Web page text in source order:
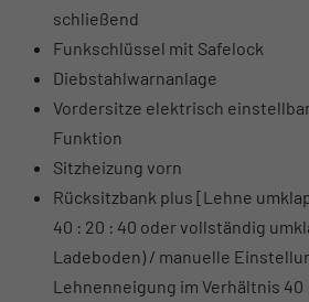
schließend
Funkschlüssel mit Safelock
Diebstahlwarnanlage
Vordersitze elektrisch
Funktion
Sitzheizung vorn
Rücksitzbank plus [Lehne
40 : 20 : 40 oder vollständig
Ladeboden) / manuelle
Lehnenneigung im Verhältnis 40